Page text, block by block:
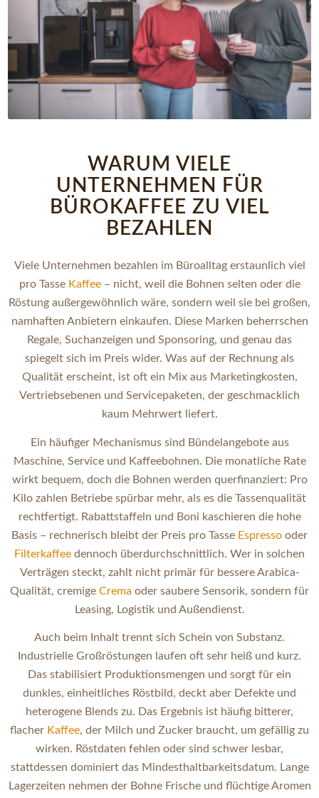
WARUM VIELE
UNTERNEHMEN FÜR
BÜROKAFFEE ZU VIEL
BEZAHLEN
Viele Unternehmen bezahlen im Büroalltag erstaunlich viel
pro Tasse Kaffee– nicht, weil die Bohnen selten oder die
Röstung außergewöhnlich wäre, sondern weil sie bei großen,
namhaften Anbietern einkaufen. Diese Marken beherrschen
Regale, Suchanzeigen und Sponsoring, und genau das
spiegelt sich im Preis wider. Was auf der Rechnung als
Qualität erscheint, ist oft ein Mix aus Marketingkosten,
Vertriebsebenen und Servicepaketen, der geschmacklich
kaum Mehrwert liefert.
Ein häufiger Mechanismus sind Bündelangebote aus
Maschine, Service und Kaffeebohnen. Die monatliche Rate
wirkt bequem, doch die Bohnen werden querfinanziert: Pro
Kilo zahlen Betriebe spürbar mehr, als es die Tassenqualität
rechtfertigt. Rabattstaffeln und Boni kaschieren die hohe
Basis – rechnerisch bleibt der Preis pro Tasse Espresso oder
Filterkaffee dennoch überdurchschnittlich. Wer in solchen
Verträgen steckt, zahlt nicht primär für bessere Arabica-
Qualität, cremige Crema oder saubere Sensorik, sondern für
Leasing, Logistik und Außendienst.
Auch beim Inhalt trennt sich Schein von Substanz.
Industrielle Großröstungen laufen oft sehr heiß und kurz.
Das stabilisiert Produktionsmengen und sorgt für ein
dunkles, einheitliches Röstbild, deckt aber Defekte und
heterogene Blends zu. Das Ergebnis ist häufig bitterer,
flacher Kaffee, der Milch und Zucker braucht, um gefällig zu
wirken. Röstdaten fehlen oder sind schwer lesbar,
stattdessen dominiert das Mindesthaltbarkeitsdatum. Lange
Lagerzeiten nehmen der Bohne Frische und flüchtige Aromen